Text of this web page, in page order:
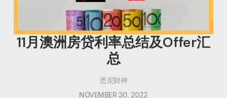
11月澳洲房贷利率总结及Offer汇
总
悉尼财神
NOVEMBER 30, 2022